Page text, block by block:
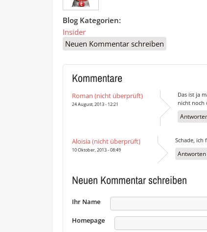
Blog Kategorien:
Insider
Neuen Kommentar schreiben
Kommentare
Roman (nicht überprüft)
24 August, 2013 - 12:21
Das ist ja
nicht noch
Aloisia (nicht überprüft)
10 Oktober, 2013 - 08:49
Schade, ich
Antworten
Neuen Kommentar schreiben
Ihr Name
Homepage